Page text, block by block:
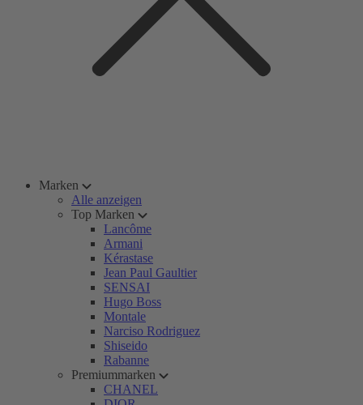
Marken
Alle anzeigen
Top Marken
Lancôme
Armani
Kérastase
Jean Paul Gaultier
SENSAI
Hugo Boss
Montale
Narciso Rodriguez
Shiseido
Rabanne
Premiummarken
CHANEL